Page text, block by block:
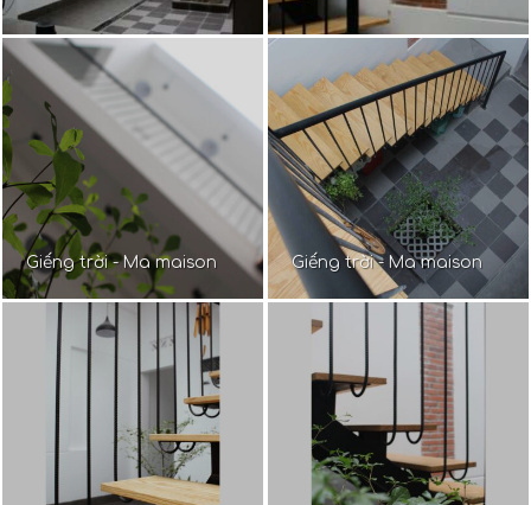
Giếng trời - Ma maison Giếng trời - Ma maison